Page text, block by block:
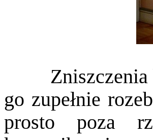
Zniszczenia
go zupełnie
prosto poza